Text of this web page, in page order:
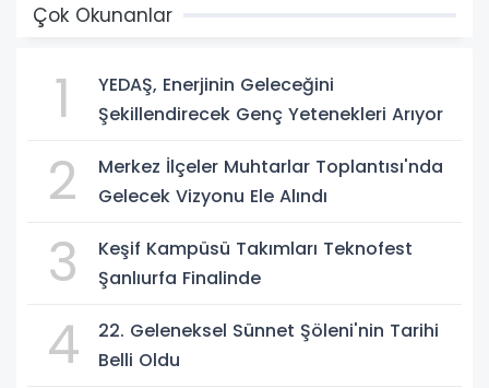
Çok Okunanlar
1
YEDAŞ, Enerjinin Geleceğini
Şekillendirecek Genç Yetenekleri Arıyor
2
Merkez İlçeler Muhtarlar Toplantısı'nda
Gelecek Vizyonu Ele Alındı
3
Keşif Kampüsü Takımları Teknofest
Şanlıurfa Finalinde
4
22. Geleneksel Sünnet Şöleni'nin Tarihi
Belli Oldu